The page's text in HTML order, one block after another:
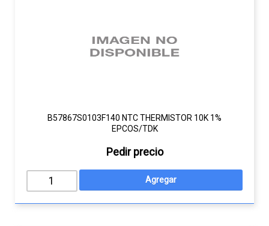
B57867S0103F140 NTC THERMISTOR 10K 1%
EPCOS/TDK
Pedir precio